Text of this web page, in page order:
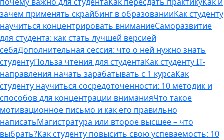
зачем применять скрайбинг в образованииКак студенту
научиться концентрировать вниманиеСаморазвитие
для студента: как стать лучшей версией
себяДополнительная сессия: что о ней нужно знать
студентуПольза чтения для студентаКак студенту IT-
направления начать зарабатывать с 1 курсаКак
студенту научиться сосредоточенности: 10 методик и
способов для концентрации вниманияЧто такое
мотивационное письмо и как его правильно
написатьМагистратура или второе высшее – что
выбрать?Как студенту повысить свою успеваемость: 10